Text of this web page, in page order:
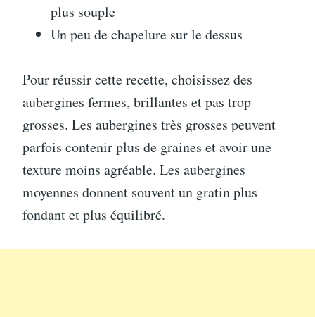
plus souple
Un peu de chapelure sur le dessus
Pour réussir cette recette, choisissez des
aubergines fermes, brillantes et pas trop
grosses. Les aubergines très grosses peuvent
parfois contenir plus de graines et avoir une
texture moins agréable. Les aubergines
moyennes donnent souvent un gratin plus
fondant et plus équilibré.